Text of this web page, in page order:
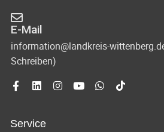
E-Mail
information@landkreis-
Schreiben)
Service